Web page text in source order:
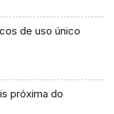
de uso único
próxima do